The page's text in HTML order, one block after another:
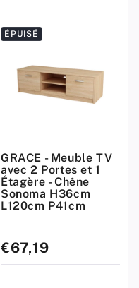
ÉPUISÉ
GRACE - Meuble TV
avec 2 Portes et 1
Étagère - Chêne
Sonoma H36cm
L120cm P41cm
Prix
standard
€67,19